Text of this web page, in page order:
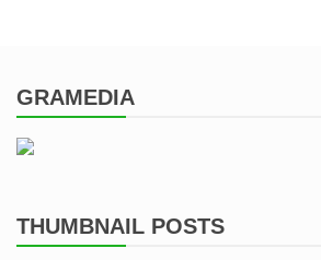
GRAMEDIA
THUMBNAIL POSTS